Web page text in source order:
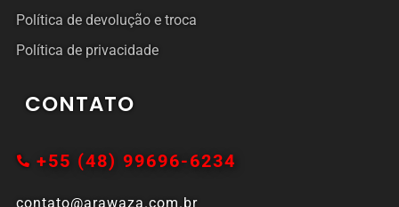
Política de devolução e troca
Política de privacidade
CONTATO
+55 (48) 99696-6234
contato@arawaza.com.br